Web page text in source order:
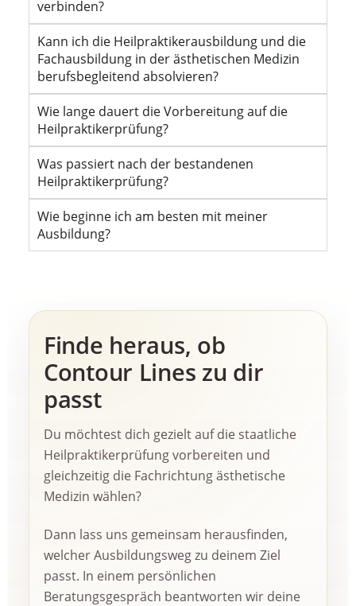
verbinden?
Kann ich die Heilpraktikerausbildung und die
Fachausbildung in der ästhetischen Medizin
berufsbegleitend absolvieren?
Wie lange dauert die Vorbereitung auf die
Heilpraktikerprüfung?
Was passiert nach der bestandenen
Heilpraktikerprüfung?
Wie beginne ich am besten mit meiner
Ausbildung?
Finde heraus, ob
Contour Lines zu dir
passt
Du möchtest dich gezielt auf die staatliche
Heilpraktikerprüfung vorbereiten und
gleichzeitig die Fachrichtung ästhetische
Medizin wählen?
Dann lass uns gemeinsam herausfinden,
welcher Ausbildungsweg zu deinem Ziel
passt. In einem persönlichen
Beratungsgespräch beantworten wir deine